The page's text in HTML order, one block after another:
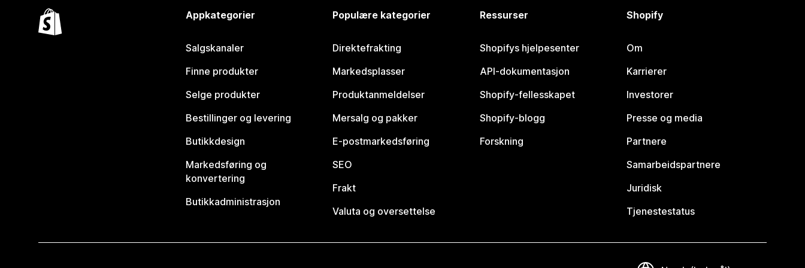
Appkategorier
Salgskanaler
Finne produkter
Selge produkter
Bestillinger og levering
Butikkdesign
Markedsføring og
konvertering
Butikkadministrasjon
Populære kategorier
Direktefrakting
Markedsplasser
Produktanmeldelser
Mersalg og pakker
E-postmarkedsføring
SEO
Frakt
Valuta og oversettelse
Ressurser
Shopifys hjelpesenter
API-dokumentasjon
Shopify-fellesskapet
Shopify-blogg
Forskning
Shopify
Om
Karrierer
Investorer
Presse og media
Partnere
Samarbeidspartnere
Juridisk
Tjenestestatus